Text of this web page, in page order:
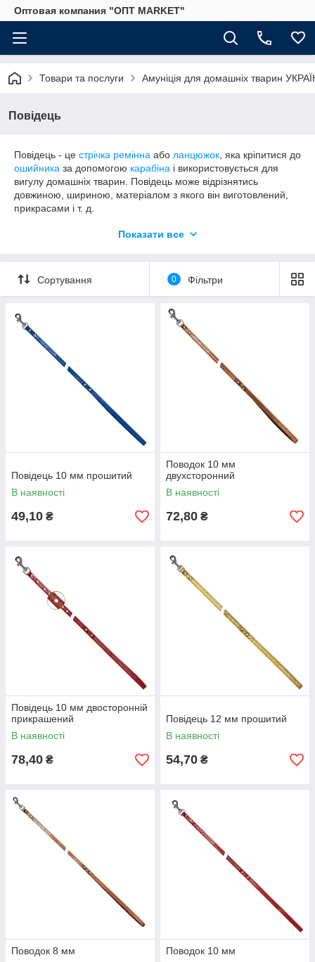
Оптовая компания "ОПТ MARKET"
Товари та послуги Амуніція для домашніх тварин
Повідець
Повідець - це стрічка ремінна або ланцюжок , яка кріпитися до
ошийника за допомогою карабіна і використовується для
вигулу домашніх тварин. Повідець може відрізнятись
довжиною, шириною, матеріалом з якого він виготовлений,
прикрасами і т. д.
капроновихчи
Показати все
Сортування 0 Фільтри
Повідець 10 мм прошитий
В наявності
49,10 ₴
Поводок 10 мм
двухсторонний
В наявності
72,80 ₴
Повідець 10 мм двосторонній
прикрашений
В наявності
78,40 ₴
Повідець 12 мм прошитий
В наявності
54,70 ₴
Поводок 8 мм
Поводок 10 мм